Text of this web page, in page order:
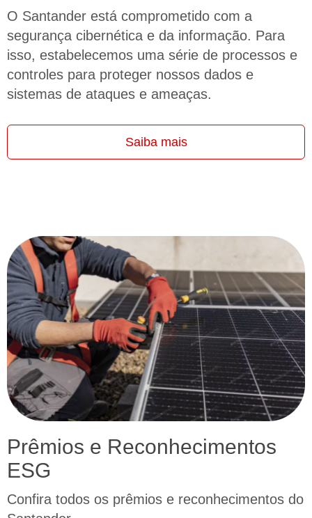
O Santander está comprometido com a
segurança cibernética e da informação. Para
isso, estabelecemos uma série de processos e
controles para proteger nossos dados e
sistemas de ataques e ameaças.
Saiba mais
Prêmios e Reconhecimentos
ESG
Confira todos os prêmios e reconhecimentos do